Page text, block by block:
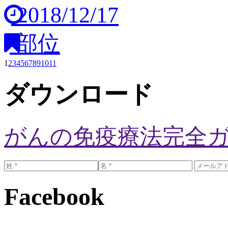
2018/12/17
部位
1 234567891011
ダウンロード
がんの免疫療法完全
Facebook